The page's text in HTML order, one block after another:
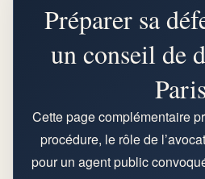
Préparer sa
un conseil de
Paris
Cette page complémentaire
procédure, le rôle de
pour un agent public